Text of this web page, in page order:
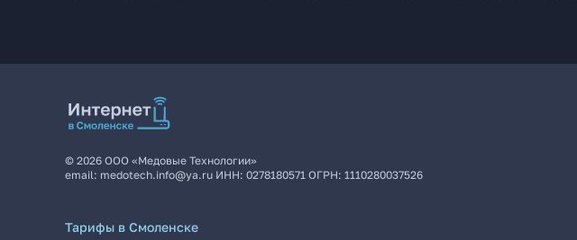
© 2026 ООО «Медовые Технологии»
email: medotech.info@ya.ru ИНН: 0278180571 ОГРН: 1110280037526
Тарифы в Смоленске